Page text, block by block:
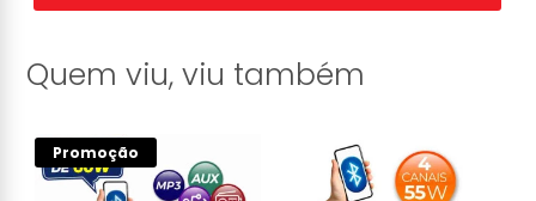
Quem viu, viu também
Promoção